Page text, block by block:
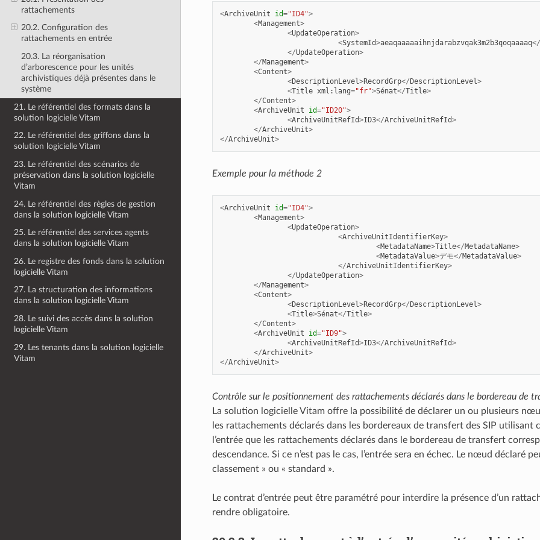
rattachements
20.2. Configuration des
rattachements en entrée
20.3. La réorganisation
d’arborescence pour les unités
archivistiques déjà présentes dans le
système
21. Le référentiel des formats dans la
solution logicielle Vitam
22. Le référentiel des griffons dans la
solution logicielle Vitam
23. Le référentiel des scénarios de
préservation dans la solution logicielle
Vitam
24. Le référentiel des règles de gestion
dans la solution logicielle Vitam
25. Le référentiel des services agents
dans la solution logicielle Vitam
26. Le registre des fonds dans la solution
logicielle Vitam
27. La structuration des informations
dans la solution logicielle Vitam
28. Le suivi des accès dans la solution
logicielle Vitam
29. Les tenants dans la solution logicielle
Vitam
<ArchiveUnit id="ID4">
<Management>
<UpdateOperation>
<SystemId>aeaqaaaaaihnjdarabzvqak3m2b3qoqaaaaq</
</UpdateOperation>
</Management>
<Content>
<DescriptionLevel>RecordGrp</DescriptionLevel>
<Title xml : lang="fr">Sénat</Title>
</Content>
<ArchiveUnit id="ID20">
<ArchiveUnitRefId>ID3</ArchiveUnitRefId>
</ArchiveUnit>
</ArchiveUnit>
Exemple pour la méthode 2
<ArchiveUnit id="ID4">
<Management>
<UpdateOperation>
<ArchiveUnitIdentifierKey>
<MetadataName>Title</MetadataName>
<MetadataValue>デモ</MetadataValue>
</ArchiveUnitIdentifierKey>
</UpdateOperation>
</Management>
<Content>
<DescriptionLevel>RecordGrp</DescriptionLevel>
<Title>Sénat</Title>
</Content>
<ArchiveUnit id="ID9">
<ArchiveUnitRefId>ID3</ArchiveUnitRefId>
</ArchiveUnit>
</ArchiveUnit>
Contrôle sur le positionnement des rattachements déclarés dans le bordereau de
La solution logicielle Vitam offre la possibilité de déclarer un ou plusieurs
les rattachements déclarés dans les bordereaux de transfert des SIP utilisant
l’entrée que les rattachements déclarés dans le bordereau de transfert
descendance. Si ce n’est pas le cas, l’entrée sera en échec. Le nœud déclaré
classement » ou « standard ».
Le contrat d’entrée peut être paramétré pour interdire la présence d’un
rendre obligatoire.